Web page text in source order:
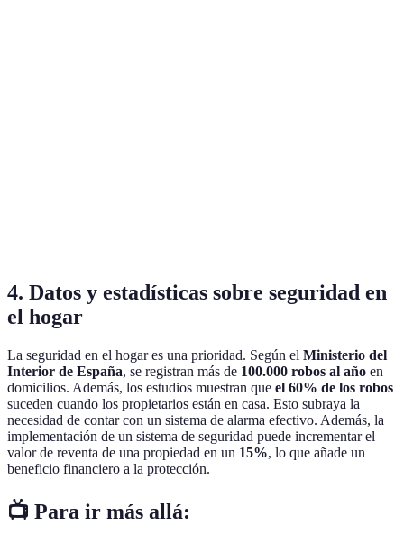
4. Datos y estadísticas sobre seguridad en
el hogar
La seguridad en el hogar es una prioridad. Según el Ministerio del
Interior de España, se registran más de 100.000 robos al año en
domicilios. Además, los estudios muestran que el 60% de los robos
suceden cuando los propietarios están en casa. Esto subraya la
necesidad de contar con un sistema de alarma efectivo. Además, la
implementación de un sistema de seguridad puede incrementar el
valor de reventa de una propiedad en un 15%, lo que añade un
beneficio financiero a la protección.
📺 Para ir más allá: